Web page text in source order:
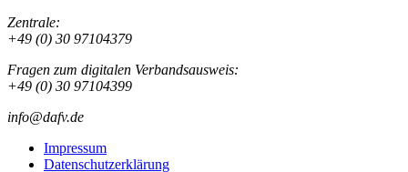
Zentrale:
+49 (0) 30 97104379
Fragen zum digitalen Verbandsausweis:
+49 (0) 30 97104399
info@dafv.de
Impressum
Datenschutzerklärung